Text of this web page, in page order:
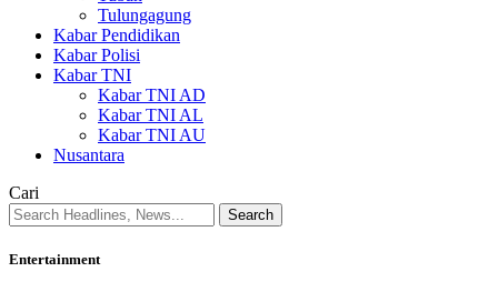
Tulungagung
Kabar Pendidikan
Kabar Polisi
Kabar TNI
Kabar TNI AD
Kabar TNI AL
Kabar TNI AU
Nusantara
Cari
Entertainment